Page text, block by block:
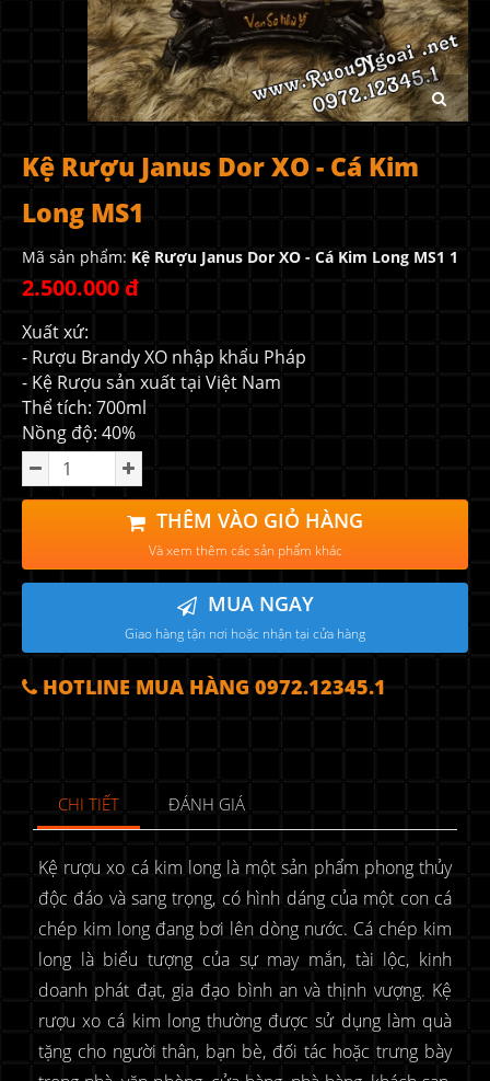
Kệ Rượu Janus Dor XO - Cá Kim
Long MS1
Mã sản phẩm: Kệ Rượu Janus Dor XO - Cá Kim Long MS1 1
2.500.000 đ
Xuất xứ:
- Rượu Brandy XO nhập khẩu Pháp
- Kệ Rượu sản xuất tại Việt Nam
Thể tích: 700ml
Nồng độ: 40%
THÊM VÀO GIỎ HÀNG
Và xem thêm các sản phẩm khác
MUA NGAY
Giao hàng tận nơi hoặc nhận tại cửa hàng
HOTLINE MUA HÀNG 0972.12345.1
CHI TIẾT ĐÁNH GIÁ
Kệ rượu xo cá kim long là một sản phẩm phong thủy
độc đáo và sang trọng, có hình dáng của một con cá
chép kim long đang bơi lên dòng nước. Cá chép kim
long là biểu tượng của sự may mắn, tài lộc, kinh
doanh phát đạt, gia đạo bình an và thịnh vượng. Kệ
rượu xo cá kim long thường được sử dụng làm quà
tặng cho người thân, bạn bè, đối tác hoặc trưng bày